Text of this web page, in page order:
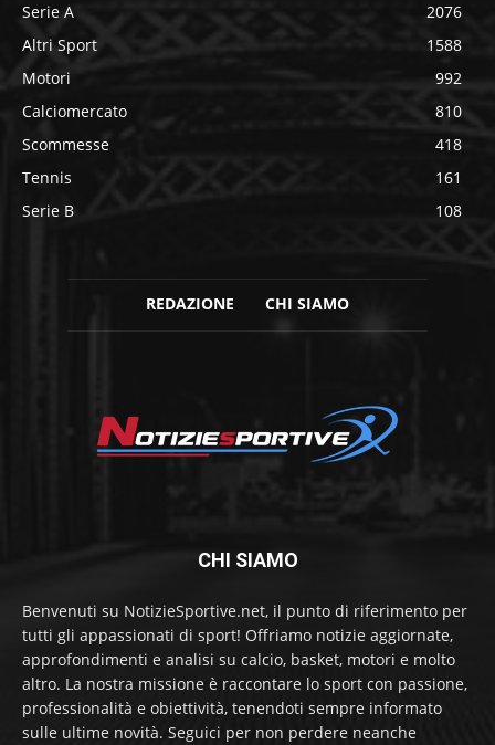
Serie A
2076
Altri Sport
1588
Motori
992
Calciomercato
810
Scommesse
418
Tennis
161
Serie B
108
REDAZIONE CHI SIAMO
CHI SIAMO
Benvenuti su NotizieSportive.net, il punto di riferimento per
tutti gli appassionati di sport! Offriamo notizie aggiornate,
approfondimenti e analisi su calcio, basket, motori e molto
altro. La nostra missione è raccontare lo sport con passione,
professionalità e obiettività, tenendoti sempre informato
sulle ultime novità. Seguici per non perdere neanche